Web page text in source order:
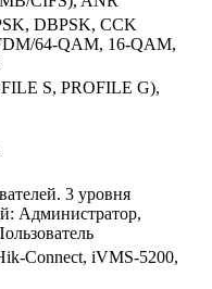
DBPSK, CCK
64-QAM, 16-QAM,
S, PROFILE G),
3 уровня
Администратор,
Connect, iVMS-5200,